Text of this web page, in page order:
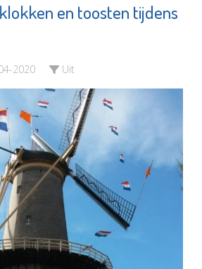
en toosten tijdens
2020 Uit